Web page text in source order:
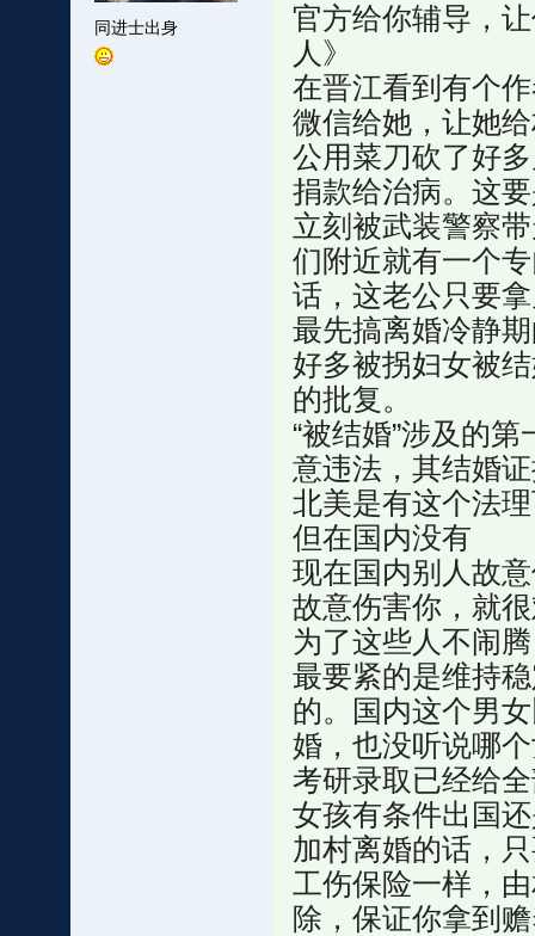
同进士出身
官方给你辅导，
人》
在晋江看到有个
微信给她，让她
公用菜刀砍了好
捐款给治病。这
立刻被武装警察
们附近就有一个
话，这老公只要
最先搞离婚冷静
好多被拐妇女被
的批复。
“被结婚”涉及的
意违法，其结婚
北美是有这个法
但在国内没有
现在国内别人故
故意伤害你，就
为了这些人不闹
最要紧的是维持
的。国内这个男
婚，也没听说哪
考研录取已经给
女孩有条件出国
加村离婚的话，
工伤保险一样，
除，保证你拿到